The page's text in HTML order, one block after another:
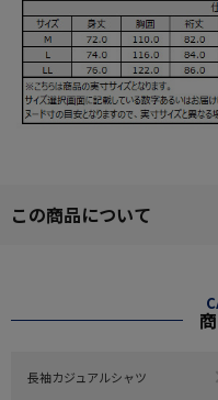
この商品について
長袖カジュアルシャツ